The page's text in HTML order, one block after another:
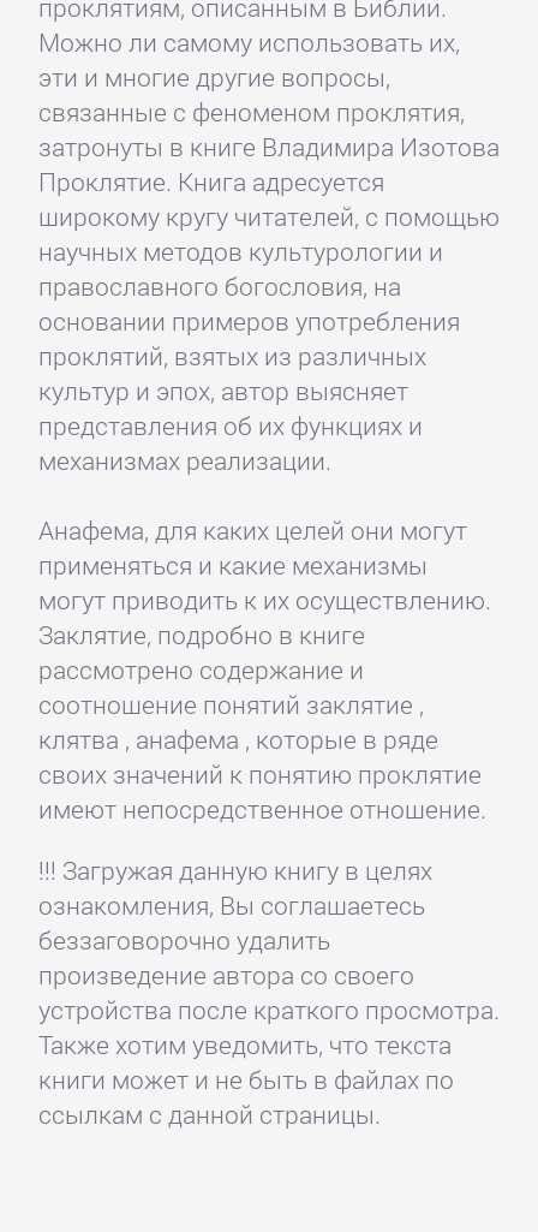
проклятиям, описанным в Библии.
Можно ли самому использовать их,
эти и многие другие вопросы,
связанные с феноменом проклятия,
затронуты в книге Владимира Изотова
Проклятие. Книга адресуется
широкому кругу читателей, с помощью
научных методов культурологии и
православного богословия, на
основании примеров употребления
проклятий, взятых из различных
культур и эпох, автор выясняет
представления об их функциях и
механизмах реализации.
Анафема, для каких целей они могут
применяться и какие механизмы
могут приводить к их осуществлению.
Заклятие, подробно в книге
рассмотрено содержание и
соотношение понятий заклятие ,
клятва , анафема , которые в ряде
своих значений к понятию проклятие
имеют непосредственное отношение.
!!! Загружая данную книгу в целях
ознакомления, Вы соглашаетесь
беззаговорочно удалить
произведение автора со своего
устройства после краткого просмотра.
Также хотим уведомить, что текста
книги может и не быть в файлах по
ссылкам с данной страницы.